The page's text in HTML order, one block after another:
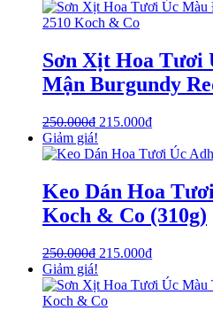
Sơn Xịt Hoa Tươi
Mận Burgundy
250.000₫ 215.000₫
Giảm giá!
Keo Dán Hoa
Koch & Co (310g)
250.000₫ 215.000₫
Giảm giá!